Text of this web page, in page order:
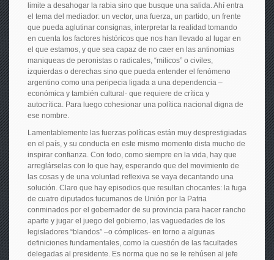
limite a desahogar la rabia sino que busque una salida. Ahí entra
el tema del mediador: un vector, una fuerza, un partido, un frente
que pueda aglutinar consignas, interpretar la realidad tomando
en cuenta los factores históricos que nos han llevado al lugar en
el que estamos, y que sea capaz de no caer en las antinomias
maniqueas de peronistas o radicales, “milicos” o civiles,
izquierdas o derechas sino que pueda entender el fenómeno
argentino como una peripecia ligada a una dependencia –
económica y también cultural- que requiere de crítica y
autocrítica. Para luego cohesionar una política nacional digna de
ese nombre.
Lamentablemente las fuerzas políticas están muy desprestigiadas
en el país, y su conducta en este mismo momento dista mucho de
inspirar confianza. Con todo, como siempre en la vida, hay que
arreglárselas con lo que hay, esperando que del movimiento de
las cosas y de una voluntad reflexiva se vaya decantando una
solución. Claro que hay episodios que resultan chocantes: la fuga
de cuatro diputados tucumanos de Unión por la Patria
conminados por el gobernador de su provincia para hacer rancho
aparte y jugar el juego del gobierno, las vaguedades de los
legisladores “blandos” –o cómplices- en torno a algunas
definiciones fundamentales, como la cuestión de las facultades
delegadas al presidente. Es norma que no se le rehúsen al jefe